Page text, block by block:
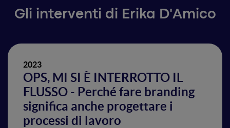
Gli interventi di Erika D'Amico
2023
OPS, MI SI È INTERROTTO IL
FLUSSO - Perché fare branding
significa anche progettare i
processi di lavoro